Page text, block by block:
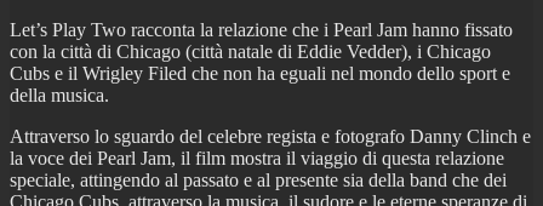
Let’s Play Two racconta la relazione che i Pearl Jam hanno fissato
con la città di Chicago (città natale di Eddie Vedder), i Chicago
Cubs e il Wrigley Filed che non ha eguali nel mondo dello sport e
della musica.
Attraverso lo sguardo del celebre regista e fotografo Danny Clinch e
la voce dei Pearl Jam, il film mostra il viaggio di questa relazione
speciale, attingendo al passato e al presente sia della band che dei
Chicago Cubs, attraverso la musica, il sudore e le eterne speranze di